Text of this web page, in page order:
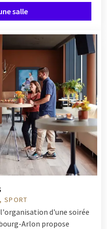
salle
SPORT
d'une soirée
Arlon propose